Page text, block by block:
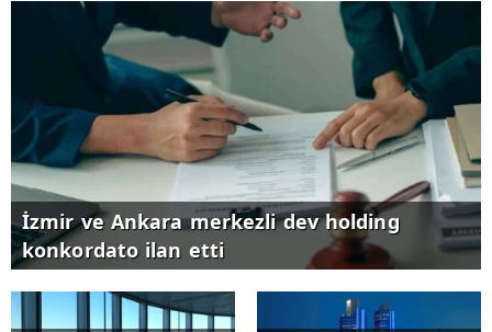
İzmir ve Ankara merkezli dev holding
konkordato ilan etti